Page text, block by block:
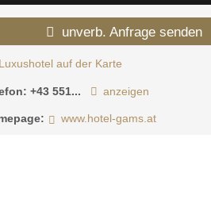
unverb. Anfrage senden
Luxushotel auf der Karte
+43 551... anzeigen
www.hotel-gams.at